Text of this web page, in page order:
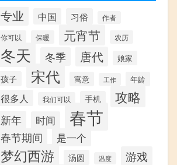
专业 中国 习俗 作者
你可以 保暖 元宵节 农历
冬天 冬季 唐代 娘家
孩子 宋代 寓意 工作 年龄
很多人 我们可以 手机 攻略
新年 时间 春节
春节期间 是一个
梦幻西游 汤圆 温度 游戏